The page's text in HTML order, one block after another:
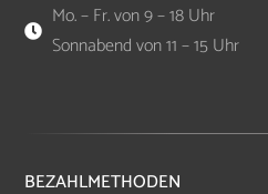

Mo. – Fr. von 9 – 18 Uhr
Sonnabend von 11 – 15 Uhr
BEZAHLMETHODEN